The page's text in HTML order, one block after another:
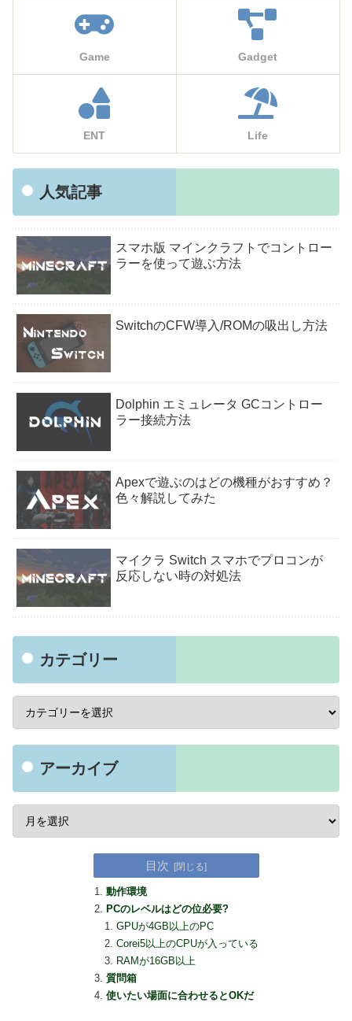
Game Gadget
ENT Life
人気記事
スマホ版 マインクラフトでコントロー
ラーを使って遊ぶ方法
SwitchのCFW導入/ROMの吸出し方法
Dolphin エミュレータ GCコントロー
ラー接続方法
Apexで遊ぶのはどの機種がおすすめ？
色々解説してみた
マイクラ Switch スマホでプロコンが
反応しない時の対処法
カテゴリー
アーカイブ
目次
動作環境
PCのレベルはどの位必要?
GPUが4GB以上のPC
Corei5以上のCPUが入っている
RAMが16GB以上
質問箱
使いたい場面に合わせるとOKだ